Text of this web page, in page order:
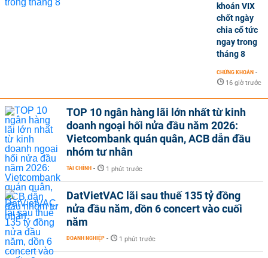
khoán VIX
chốt ngày
chia cổ tức
ngay trong
tháng 8
CHỨNG KHOÁN -
16 giờ trước
TOP 10 ngân hàng lãi lớn nhất từ kinh
doanh ngoại hối nửa đầu năm 2026:
Vietcombank quán quân, ACB dẫn đầu
nhóm tư nhân
TÀI CHÍNH - 1 phút trước
DatVietVAC lãi sau thuế 135 tỷ đồng
nửa đầu năm, dồn 6 concert vào cuối
năm
DOANH NGHIỆP - 1 phút trước